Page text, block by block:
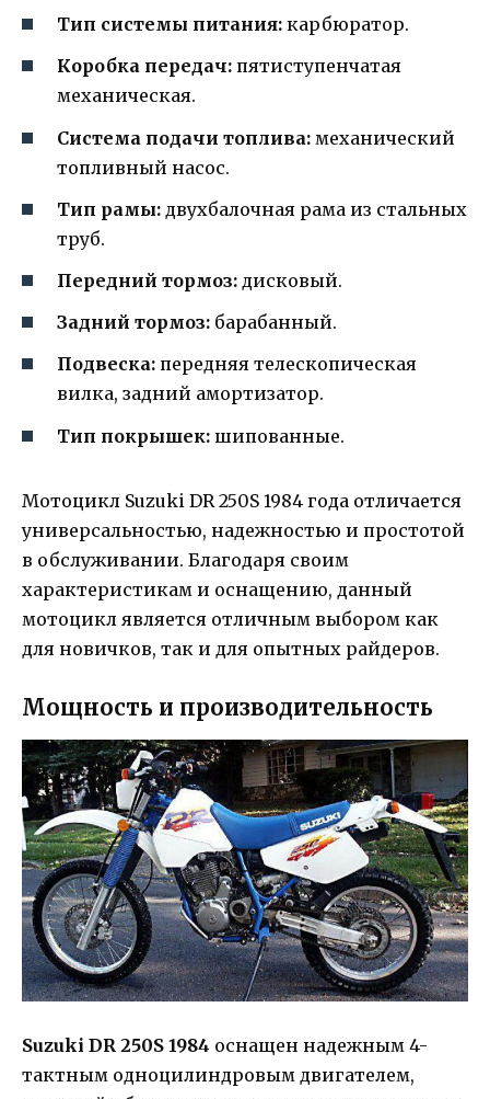
Тип системы питания: карбюратор.
Коробка передач: пятиступенчатая
механическая.
Система подачи топлива: механический
топливный насос.
Тип рамы: двухбалочная рама из стальных
труб.
Передний тормоз: дисковый.
Задний тормоз: барабанный.
Подвеска: передняя телескопическая
вилка, задний амортизатор.
Тип покрышек: шипованные.
Мотоцикл Suzuki DR 250S 1984 года отличается
универсальностью, надежностью и простотой
в обслуживании. Благодаря своим
характеристикам и оснащению, данный
мотоцикл является отличным выбором как
для новичков, так и для опытных райдеров.
Мощность и производительность
Suzuki DR 250S 1984 оснащен надежным 4-
тактным одноцилиндровым двигателем,